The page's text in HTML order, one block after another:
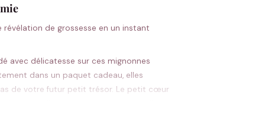
de grossesse en un instant
avec délicatesse sur ces mignonnes
dans un paquet cadeau, elles
de votre futur petit trésor. Le petit cœur